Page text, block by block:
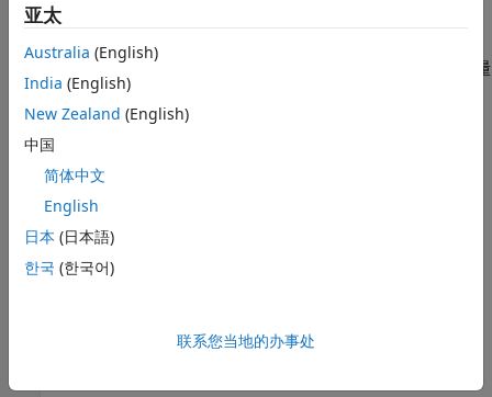
示例
使用上述语法中的任何输入参量
组合指定是保留还是删除图中的自环。例如，
定具有一个或多个自环的节点在简化图中将只有一个自环。
示例
H= simplify(
指定其他选项。例如，您可以在
和一个变量，将该变量与
亚太
Australia (English)
India (English)
New Zealand (English)
中国
简体中文
English
日本 (日本語)
한국 (한국어)
联系您当地的办事处